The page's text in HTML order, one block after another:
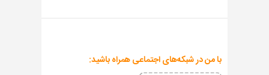
با من در شبکه‌های اجتماعی همراه باشید: